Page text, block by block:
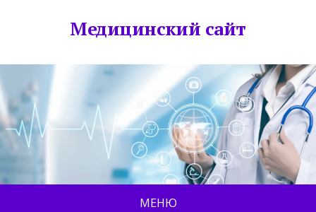
Медицинский сайт
МЕНЮ